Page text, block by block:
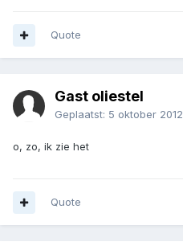
Quote
Gast oliestel
Geplaatst: 5 oktober 2012
o, zo, ik zie het
Quote